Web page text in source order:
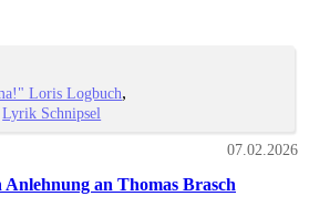
Loris Logbuch
Lyrik Schnipsel
07.02.2026
an Thomas Brasch